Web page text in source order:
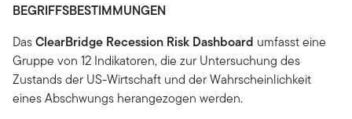
BEGRIFFSBESTIMMUNGEN
DasClearBridge Recession Risk Dashboard umfasst eine
Gruppe von 12 Indikatoren, die zur Untersuchung des
Zustands der US-Wirtschaft und der Wahrscheinlichkeit
eines Abschwungs herangezogen werden.